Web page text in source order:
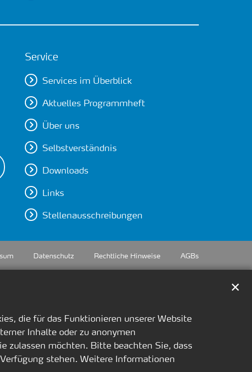
die für das Funktionieren unserer Website
Inhalte oder zu anonymen
zulassen möchten. Bitte beachten Sie, dass
stehen. Weitere Informationen
✕
Service
Services im Überblick
Aktuelles Programmheft
Über uns
Selbstverständnis
Downloads
Links
Stellenausschreibungen
Datenschutz Rechtliche Hinweise AGBs